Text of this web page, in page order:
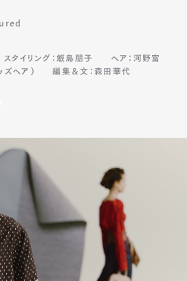
スタイリング：飯島朋子
ヘア：河野富
ズヘア） 編集＆文：森田華代